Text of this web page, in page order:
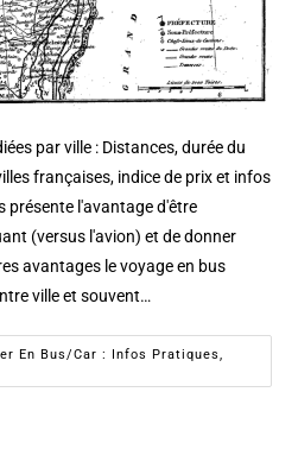
par ville : Distances, durée du
françaises, indice de prix et infos
l'avantage d'être
(versus l'avion) et de donner
avantages le voyage en bus
ville et souvent…
En Bus/car : Infos Pratiques,